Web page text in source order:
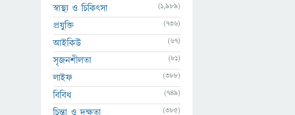
স্বাস্থ্য ও চিকিৎসা (1,989)
প্রযুক্তি (736)
আইকিউ (67)
সৃজনশীলতা (81)
লাইফ (388)
বিবিধ (749)
চিন্তা ও দক্ষতা (385)